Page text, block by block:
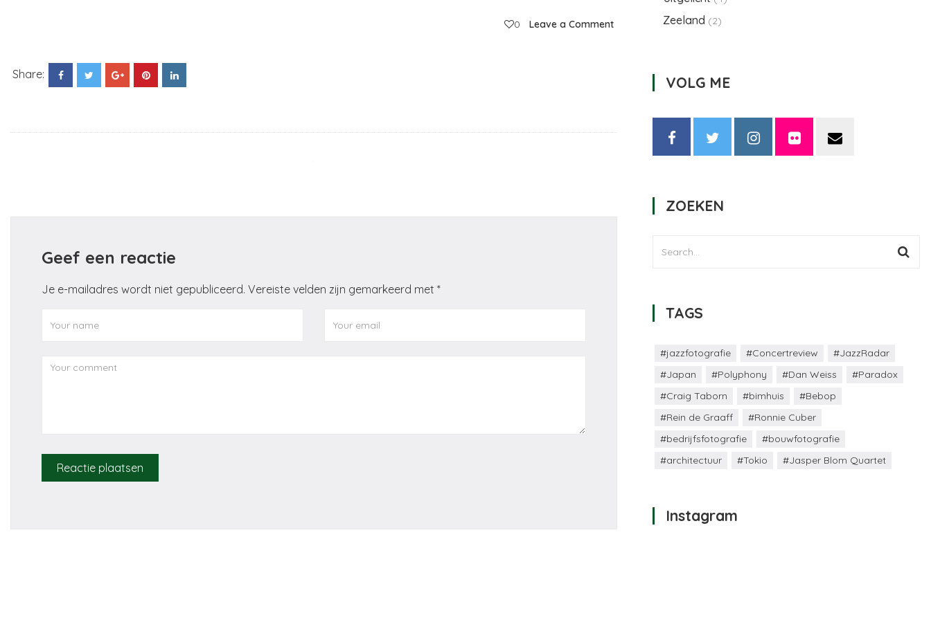
0 Leave a Comment
Share:
Geef een reactie
Je e-mailadres wordt niet gepubliceerd. Vereiste velden zijn gemarkeerd met *
Zeeland (2)
VOLG ME
ZOEKEN
TAGS
#jazzfotografie #Concertreview
#JazzRadar
#Japan
#Polyphony #Dan Weiss
#Paradox
#Craig Taborn
#bimhuis
#Bebop
#Rein de Graaff
#Ronnie Cuber
#bedrijfsfotografie
#bouwfotografie
#architectuur
#Tokio #Jasper Blom Quartet
Instagram